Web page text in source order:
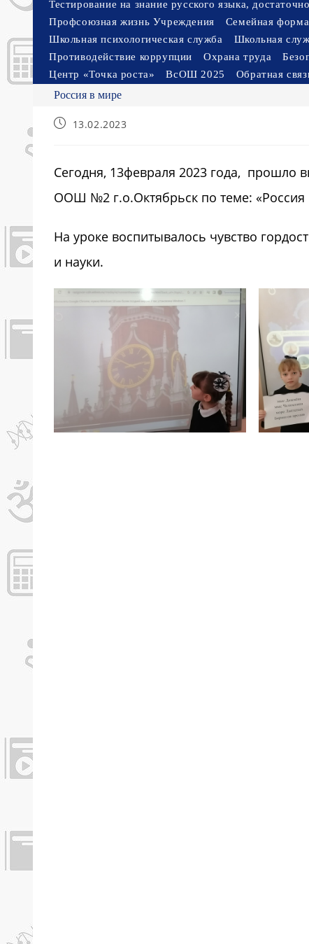
Тестирование на знание русского языка,
Профсоюзная жизнь Учреждения
Семейная
Школьная психологическая служба
Школьная
Противодействие коррупции
Охрана труда
Центр «Точка роста»
ВсОШ 2025 Обратная
Россия в мире
Запись13.02.2023
Сегодня, 13февраля 2023 года, прошло
ООШ №2 г.о.Октябрьск по теме: «Россия
На уроке воспитывалось чувство
и науки.